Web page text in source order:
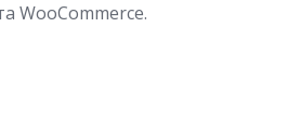
WooCommerce.